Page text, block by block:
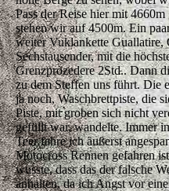
Pass der Reise hier mit
stehen wir auf 4500m. Ein
weiter Vuklankette Guallatire,
Sechstausender, mit die
Grenzprozedere 2Std.. Dann
zu dem Steffen uns führt. Die
ja noch, Waschbrettpiste, die
Piste, mit groben sich nicht
gefüllt war, wandelte. Immer
Teer fahre ich äußerst
Motocross Rennen gefahren
wusste, dass das der falsche
anhalten, da ich Angst vor